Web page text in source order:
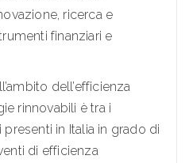
ricerca e
finanziari e
dell’efficienza
rinnovabili è tra i
in Italia in grado di
di efficienza